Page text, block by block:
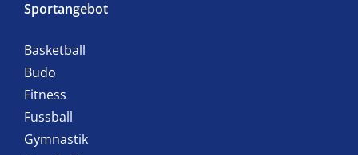
Sportangebot
Basketball
Budo
Fitness
Fussball
Gymnastik